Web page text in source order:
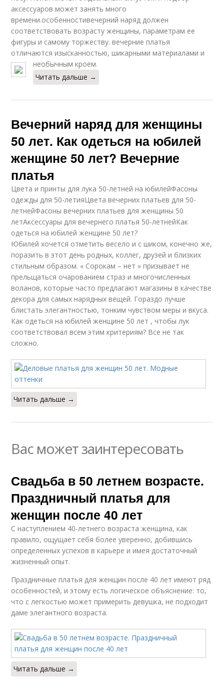
аксессуаров может занять много
времени.особенностивечерний наряд должен
соответствовать возрасту женщины, параметрам ее
фигуры и самому торжеству. вечерние платья
отличаются изысканностью, шикарными материалами и
необычным кроем.
Читать дальше →
Вечерний наряд для женщины
50 лет. Как одеться на юбилей
женщине 50 лет? Вечерние
платья
Цвета и принты для лука 50-летней на юбилейФасоны
одежды для 50-летияЦвета вечерних платьев для 50-
летнейФасоны вечерних платьев для женщины 50
летАксессуары для вечернего платья 50-летнейКак
одеться на юбилей женщине 50 лет?
Юбилей хочется отметить весело и с шиком, конечно же,
поразить в этот день родных, коллег, друзей и близких
стильным образом. « Сорокам – нет » призывает не
прельщаться очарованием страз и многочисленных
воланов, которые часто предлагают магазины в качестве
декора для самых нарядных вещей. Гораздо лучше
блистать элегантностью, тонким чувством меры и вкуса.
Как одеться на юбилей женщине 50 лет , чтобы лук
соответствовал всем этим критериям? Все не так
сложно.
Читать дальше →
Вас может заинтересовать
Свадьба в 50 летнем возрасте.
Праздничный платья для
женщин после 40 лет
С наступлением 40-летнего возраста женщина, как
правило, ощущает себя более уверенно, добившись
определенных успехов в карьере и имея достаточный
жизненный опыт.
Праздничные платья для женщин после 40 лет имеют ряд
особенностей, и этому есть логическое объяснение: то,
что с легкостью может примерить девушка, не подходит
даме элегантного возраста.
Читать дальше →